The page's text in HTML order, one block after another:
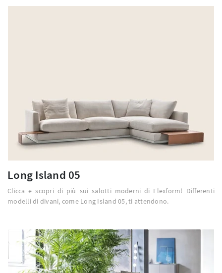
Long Island 05
Clicca e scopri di più sui salotti moderni di Flexform! Differenti
modelli di divani, come Long Island 05, ti attendono.